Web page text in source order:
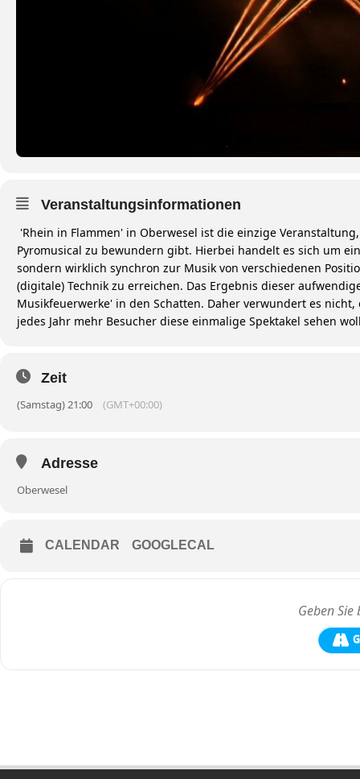
Veranstaltungsinformationen
'Rhein in Flammen' in Oberwesel ist die einzige
Pyromusical zu bewundern gibt. Hierbei handelt es sich um
sondern wirklich synchron zur Musik von verschiedenen
(digitale) Technik zu erreichen. Das Ergebnis dieser
Musikfeuerwerke' in den Schatten. Daher verwundert es
jedes Jahr mehr Besucher diese einmalige Spektakel sehen
Zeit
(Samstag) 21:00 (GMT+00:00)
Adresse
Oberwesel
CALENDAR GOOGLECAL